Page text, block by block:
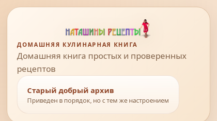
ДОМАШНЯЯ КУЛИНАРНАЯ КНИГА
Домашняя книга простых и проверенных
рецептов
Старый добрый архив
Приведен в порядок, но с тем же настроением